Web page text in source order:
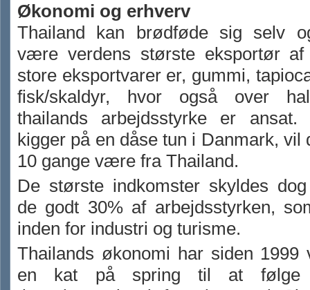
Økonomi og erhverv
Thailand kan brødføde sig selv
være verdens største eksportør af
store eksportvarer er, gummi,
fisk/skaldyr, hvor også over
thailands arbejdsstyrke er
kigger på en dåse tun i Danmark, vil
10 gange være fra Thailand.
De største indkomster skyldes
de godt 30% af arbejdsstyrken,
inden for industri og turisme.
Thailands økonomi har siden
en kat på spring til at følge